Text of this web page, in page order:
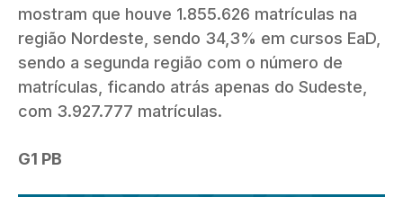
mostram que houve 1.855.626 matrículas na
região Nordeste, sendo 34,3% em cursos EaD,
sendo a segunda região com o número de
matrículas, ficando atrás apenas do Sudeste,
com 3.927.777 matrículas.
G1 PB